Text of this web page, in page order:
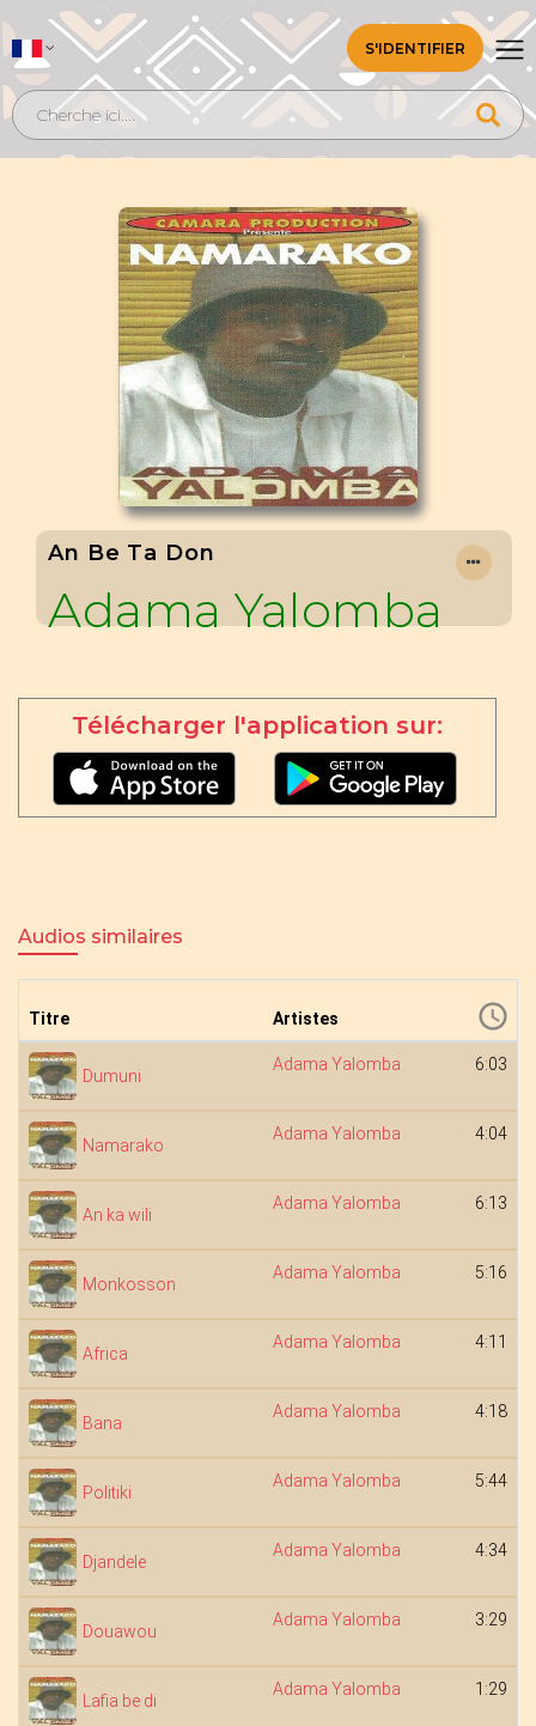
S'IDENTIFIER
An Be Ta Don
Adama Yalomba
Télécharger l'application sur:
Audios similaires
Titre Artistes
Dumuni
Adama Yalomba 6:03
Namarako
Adama Yalomba 4:04
An ka wili
Adama Yalomba 6:13
Monkosson
Adama Yalomba 5:16
Africa
Adama Yalomba 4:11
Bana
Adama Yalomba 4:18
Politiki
Adama Yalomba 5:44
Djandele
Adama Yalomba 4:34
Douawou
Adama Yalomba 3:29
Lafia be di
Adama Yalomba 1:29